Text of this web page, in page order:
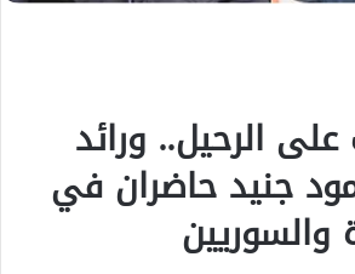
الرحيل.. ورائد
جنيد حاضران في
والسوريين